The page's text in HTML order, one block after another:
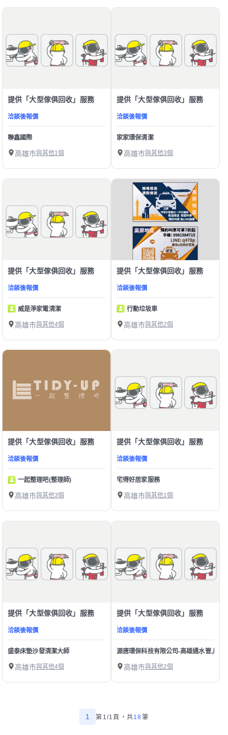
提供「大型傢俱回收」服務
洽談後報價
聯鑫國際
高雄市與其他1個
提供「大型傢俱回收」服務
洽談後報價
家家環保清潔
高雄市與其他3個
提供「大型傢俱回收」服務
洽談後報價
威是淨家電清潔
高雄市與其他4個
提供「大型傢俱回收」服務
洽談後報價
行動垃圾車
高雄市與其他2個
提供「大型傢俱回收」服務
洽談後報價
一起整理吧(整理師)
高雄市與其他3個
提供「大型傢俱回收」服務
洽談後報價
宅得好居家服務
高雄市與其他1個
提供「大型傢俱回收」服務
洽談後報價
盛泰床墊沙發清潔大師
高雄市與其他4個
提供「大型傢俱回收」服務
洽談後報價
源唐環保科技有限公司-高雄通水管,屏
高雄市與其他2個
1 第1/1頁， 共18筆